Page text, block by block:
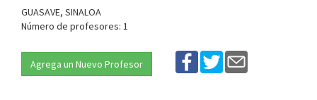
GUASAVE, SINALOA
Número de profesores: 1
Agrega un Nuevo Profesor